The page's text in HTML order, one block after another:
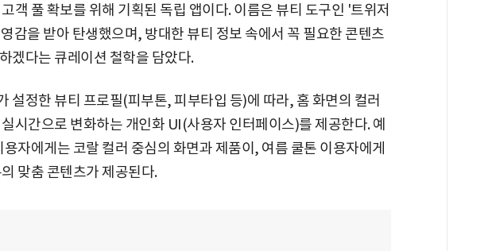
객 풀 확보를 위해 기획된 독립 앱이다. 이름은 뷰티 도구인 '트위저
감을 받아 탄생했으며, 방대한 뷰티 정보 속에서 꼭 필요한 콘텐츠
겠다는 큐레이션 철학을 담았다.
설정한 뷰티 프로필(피부톤, 피부타입 등)에 따라, 홈 화면의 컬러
시간으로 변화하는 개인화 UI(사용자 인터페이스)를 제공한다. 예
용자에게는 코랄 컬러 중심의 화면과 제품이, 여름 쿨톤 이용자에게
맞춤 콘텐츠가 제공된다.